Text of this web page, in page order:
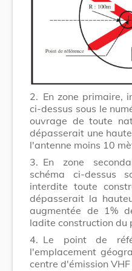
2. En zone primaire,
ci-dessus sous le
ouvrage de toute
dépasserait une
l'antenne moins 10
3. En zone
schéma ci-dessus
interdite toute
dépasserait la
augmentée de 1%
ladite construction du
4. Le point de
l'emplacement
centre d'émission VHF